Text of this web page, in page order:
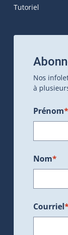
Tutoriel
Nos
à
Prénom*
Nom*
Courriel